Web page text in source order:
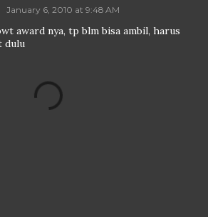
January 6, 2010 at 9:48 AM
award nya, tp blm bisa ambil, harus
dulu